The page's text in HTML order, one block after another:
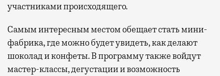
участниками происходящего.
Самым интересным местом обещает стать мини-
фабрика, где можно будет увидеть, как делают
шоколад и конфеты. В программу также войдут
мастер-классы, дегустации и возможность